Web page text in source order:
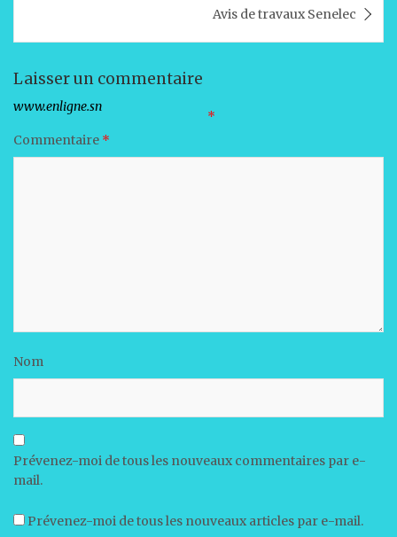
p o
Avis de travaux Senelec
Laisser un commentaire
Votre adresse e-mail ne sera pas publiée.
Les champs obligatoires sont indiqués avec *
Commentaire *
Nom
Prévenez-moi de tous les nouveaux commentaires par e-
mail.
Prévenez-moi de tous les nouveaux articles par e-mail.